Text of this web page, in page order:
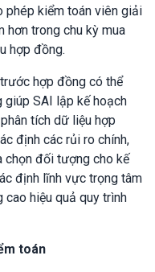
phép kiểm toán viên giải
hơn trong chu kỳ mua
hợp đồng.
hợp đồng có thể
giúp SAI lập kế hoạch
tích dữ liệu hợp
định các rủi ro chính,
chọn đối tượng cho kế
định lĩnh vực trọng tâm
cao hiệu quả quy trình
toán